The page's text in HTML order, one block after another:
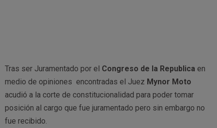
Tras ser Juramentado por el Congreso de la Republica en
medio de opiniones encontradas el Juez Mynor Moto
acudió a la corte de constitucionalidad para poder tomar
posición al cargo que fue juramentado pero sin embargo no
fue recibido.